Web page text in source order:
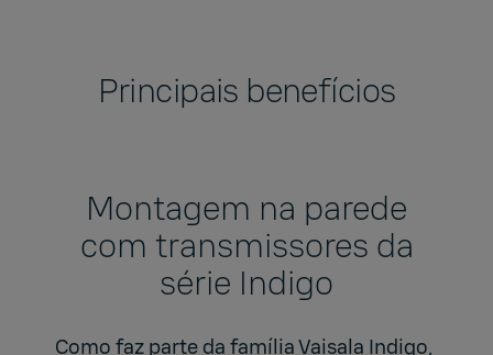
Principais benefícios
Montagem na parede
com transmissores da
série Indigo
Como faz parte da família Vaisala Indigo,